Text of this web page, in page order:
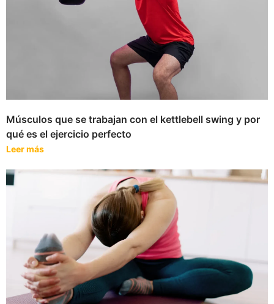
Músculos que se trabajan con el kettlebell swing y por
qué es el ejercicio perfecto
Leer más